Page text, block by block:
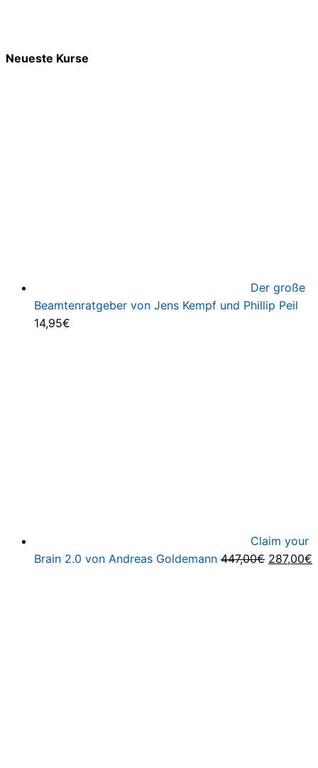
Neueste Kurse
Der große
Beamtenratgeber von Jens Kempf und Phillip Peil
14,95€
Claim your
Brain 2.0 von Andreas Goldemann 447,00€ 287,00€